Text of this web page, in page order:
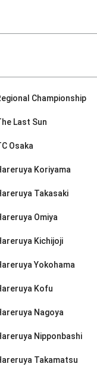
Championship
Last Sun
Osaka
Koriyama
Takasaki
Omiya
Kichijoji
Yokohama
Kofu
Nagoya
Nipponbashi
Takamatsu